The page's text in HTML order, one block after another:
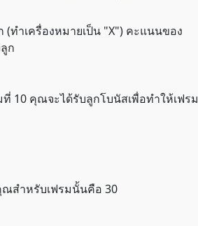
ำเครื่องหมายเป็น "X") คะแนนของ
ก
10 คุณจะได้รับลูกโบนัสเพื่อทำให้เฟรม
สำหรับเฟรมนั้นคือ 30